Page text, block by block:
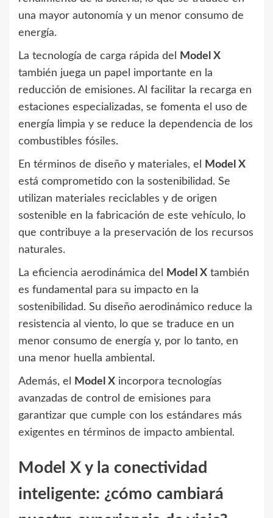
una mayor autonomía y un menor consumo de
energía.
La tecnología de carga rápida del
Model X
también juega un papel importante en la
reducción de emisiones. Al facilitar la recarga en
estaciones especializadas, se fomenta el uso de
energía limpia y se reduce la dependencia de los
combustibles fósiles.
En términos de diseño y materiales, el
Model X
está comprometido con la sostenibilidad. Se
utilizan materiales reciclables y de origen
sostenible en la fabricación de este vehículo, lo
que contribuye a la preservación de los recursos
naturales.
La eficiencia aerodinámica del Model X también
es fundamental para su impacto en la
sostenibilidad. Su diseño aerodinámico reduce la
resistencia al viento, lo que se traduce en un
menor consumo de energía y, por lo tanto, en
una menor huella ambiental.
Además, el Model X incorpora tecnologías
avanzadas de control de emisiones para
garantizar que cumple con los estándares más
exigentes en términos de impacto ambiental.
Model X y la conectividad
inteligente: ¿cómo cambiará